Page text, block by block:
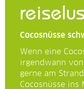
Cocosnüsse
Wenn eine
irgendwann
gerne am
Cocosnüsse ins